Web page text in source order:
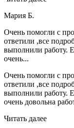
Мария Б.
Очень помогли с
ответили ,все
выполнили работу.
очень...
Очень помогли с
ответили ,все
выполнили работу.
очень довольна
Читать далее